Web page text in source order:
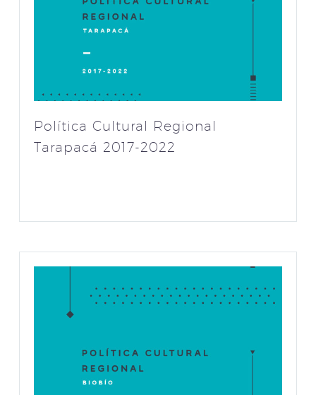
Política Cultural Regional
Tarapacá 2017-2022